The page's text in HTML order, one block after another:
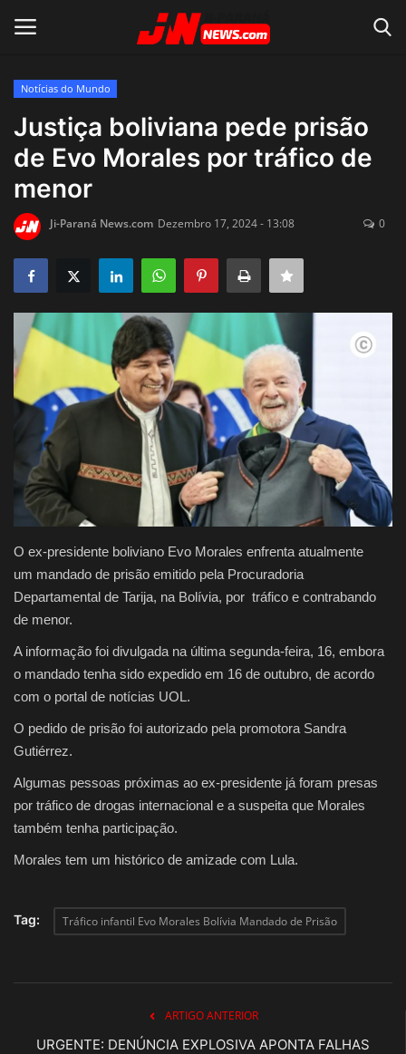
Home
Acidente
Polícia
Política
Justiça
Brasil
Educação
Saúde
Galeria
Notícias do Mundo
Justiça boliviana pede prisão
de Evo Morales por tráfico de
menor
Ji-Paraná News.com Dezembro 17, 2024 - 13:08 0
O ex-presidente boliviano Evo Morales enfrenta atualmente
um mandado de prisão emitido pela Procuradoria
Departamental de Tarija, na Bolívia, por tráfico e contrabando
de menor.
A informação foi divulgada na última segunda-feira, 16, embora
o mandado tenha sido expedido em 16 de outubro, de acordo
com o portal de notícias UOL.
O pedido de prisão foi autorizado pela promotora Sandra
Gutiérrez.
Algumas pessoas próximas ao ex-presidente já foram presas
por tráfico de drogas internacional e a suspeita que Morales
também tenha participação.
Morales tem um histórico de amizade com Lula.
Tag: Tráfico infantil Evo Morales Bolívia Mandado de Prisão
ARTIGO ANTERIOR
URGENTE: DENÚNCIA EXPLOSIVA APONTA FALHAS